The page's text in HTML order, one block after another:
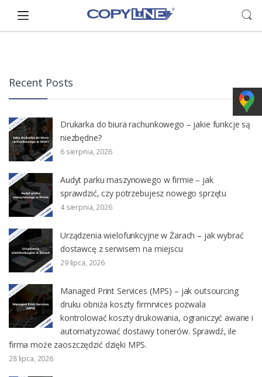
navigation
content
Recent Posts
Drukarka do biura rachunkowego – jakie funkcje są
niezbędne?
6 sierpnia, 2026
Audyt parku maszynowego w firmie – jak
sprawdzić, czy potrzebujesz nowego sprzętu
4 sierpnia, 2026
Urządzenia wielofunkcyjne w Żarach – jak wybrać
dostawcę z serwisem na miejscu
29 lipca, 2026
Managed Print Services (MPS) – jak outsourcing
druku obniża koszty firmrvices pozwala
kontrolować koszty drukowania, ograniczyć awarie i
automatyzować dostawy tonerów. Sprawdź, ile
firma może zaoszczędzić dzięki MPS.
28 lipca, 2026